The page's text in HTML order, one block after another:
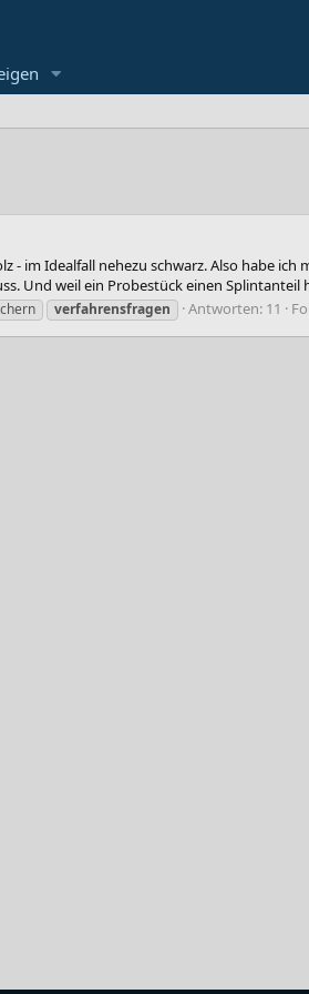
- im Idealfall nehezu schwarz. Also habe
Und weil ein Probestück einen Splintanteil
verfahrensfragen Antworten: 11